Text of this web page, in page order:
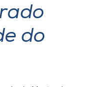
do